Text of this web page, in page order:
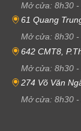
Mở cửa: 8h30 -
61 Quang
Mở cửa: 8h30 -
642 CMT8,
Mở cửa: 8h30 -
274 Võ Văn
Mở cửa: 8h30 -